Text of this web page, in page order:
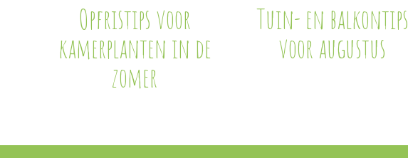
Opfristips voor
kamerplanten in de
zomer
Tuin- en balkontips
voor augustus